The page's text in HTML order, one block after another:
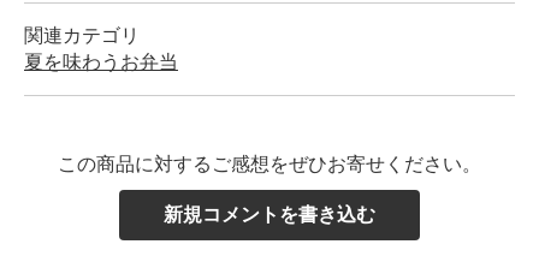
関連カテゴリ
夏を味わうお弁当
この商品に対するご感想をぜひお寄せください。
新規コメントを書き込む